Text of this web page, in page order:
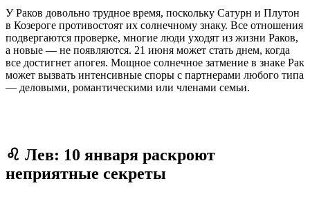
У Раков довольно трудное время, поскольку Сатурн и Плутон
в Козероге противостоят их солнечному знаку. Все отношения
подвергаются проверке, многие люди уходят из жизни Раков,
а новые — не появляются. 21 июня может стать днем, когда
все достигнет апогея. Мощное солнечное затмение в знаке Рак
может вызвать интенсивные споры с партнерами любого типа
— деловыми, романтическими или членами семьи.
♌ Лев: 10 января раскроют
неприятные секреты